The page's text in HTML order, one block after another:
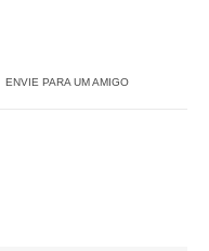
ENVIE PARA UM AMIGO